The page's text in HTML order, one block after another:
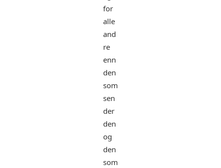
for
alle
and
re
enn
den
som
sen
der
den
og
den
som